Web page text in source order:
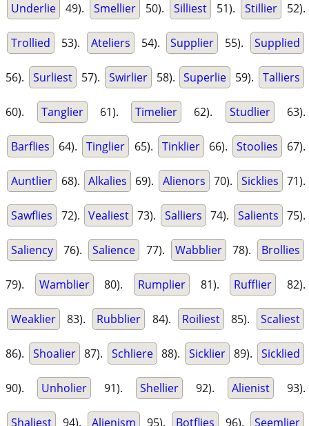
Underlie 49). Smellier 50). Silliest 51). Stillier 52).
Trollied 53). Ateliers 54). Supplier 55). Supplied
56). Surliest 57). Swirlier 58). Superlie 59). Talliers
60). Tanglier 61). Timelier 62). Studlier 63).
Barflies 64). Tinglier 65). Tinklier 66). Stoolies 67).
Auntlier 68). Alkalies 69). Alienors 70). Sicklies 71).
Sawflies 72). Vealiest 73). Salliers 74). Salients 75).
Saliency 76). Salience 77). Wabblier 78). Brollies
79). Wamblier 80). Rumplier 81). Rufflier 82).
Weaklier 83). Rubblier 84). Roiliest 85). Scaliest
86). Shoalier 87). Schliere 88). Sicklier 89). Sicklied
90). Unholier 91). Shellier 92). Alienist 93).
Shaliest 94). Alienism 95). Botflies 96). Seemlier